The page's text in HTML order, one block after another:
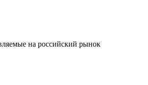
на российский рынок